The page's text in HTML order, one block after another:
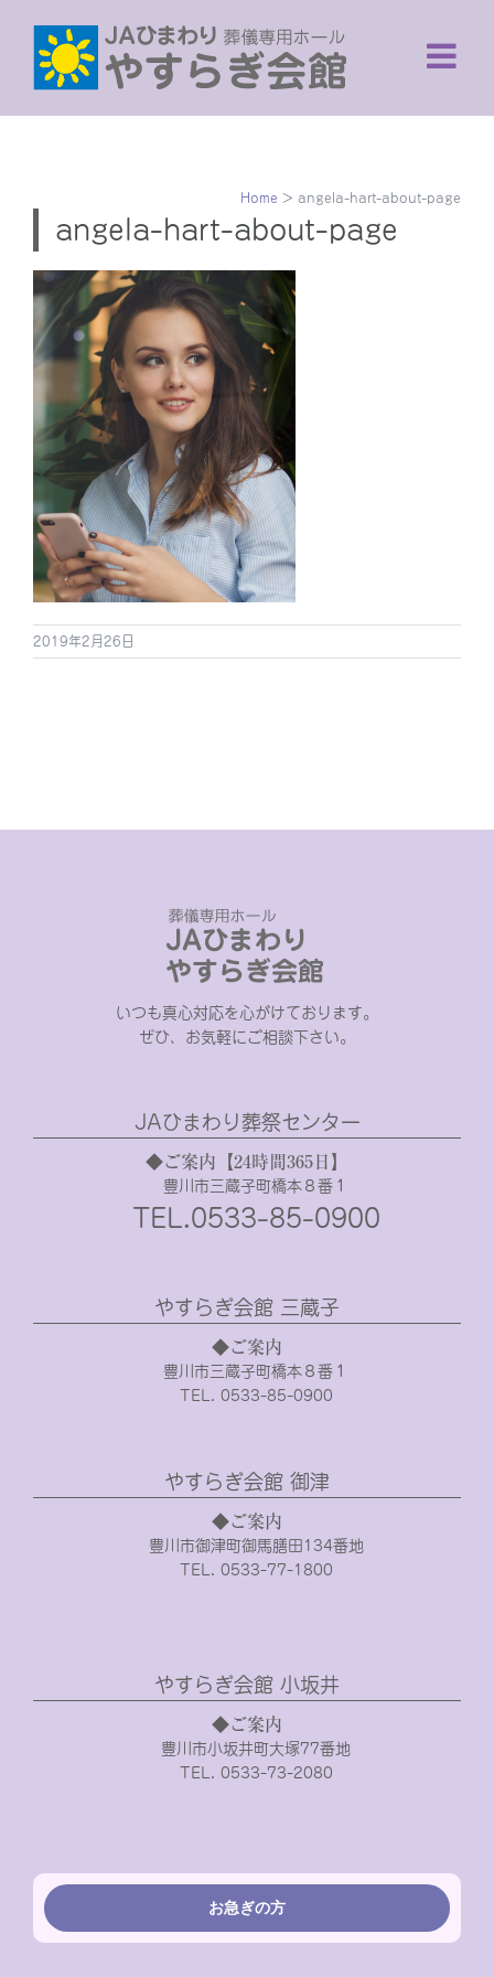
content
Home > angela-hart-about-page
angela-hart-about-page
2019年2月26日
いつも真心対応を心がけております。
ぜひ、お気軽にご相談下さい。
JAひまわり葬祭センター
◆ご案内【24時間365日】
豊川市三蔵子町橋本８番１
TEL.0533-85-0900
やすらぎ会館 三蔵子
◆ご案内
豊川市三蔵子町橋本８番１
TEL. 0533-85-0900
やすらぎ会館 御津
◆ご案内
豊川市御津町御馬膳田134番地
TEL. 0533-77-1800
やすらぎ会館 小坂井
◆ご案内
豊川市小坂井町大塚77番地
TEL. 0533-73-2080
お急ぎの方